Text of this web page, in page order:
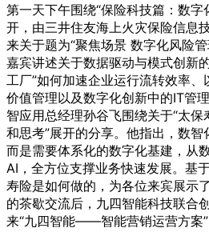
第一天下午围绕“保险科技篇：数字
开，由三井住友海上火灾保险信息
来关于题为“聚焦场景 数字化风险
嘉宾讲述关于数据驱动与模式创新
工厂”如何加速企业运行流转效率
价值管理以及数字化创新中的IT管
智应用总经理孙谷飞围绕关于“太
和思考”展开的分享。他指出，数智
而是需要体系化的数字化基建，从
AI，全方位支撑业务快速发展。基
寿险是如何做的，为各位来宾展示
的茶歇交流后，九四智能科技联合
来“九四智能——智能营销运营方案”